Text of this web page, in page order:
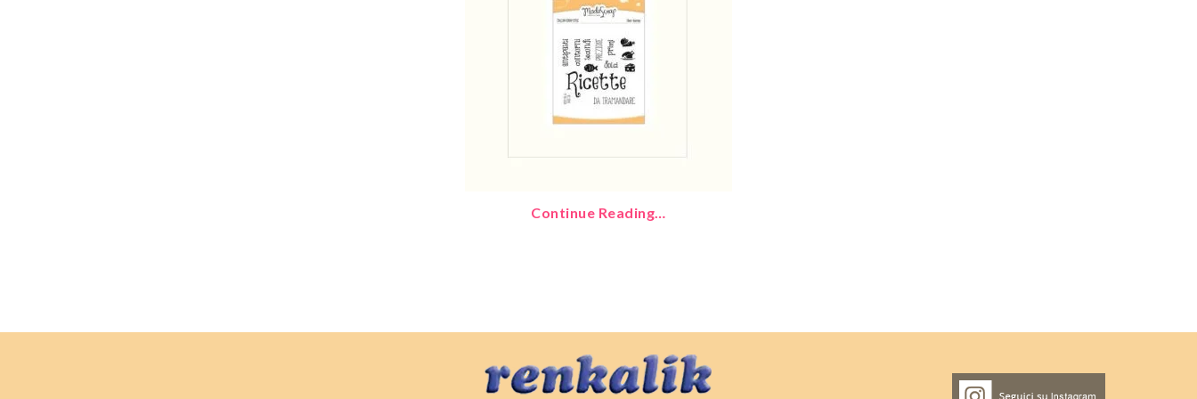
Continue Reading…